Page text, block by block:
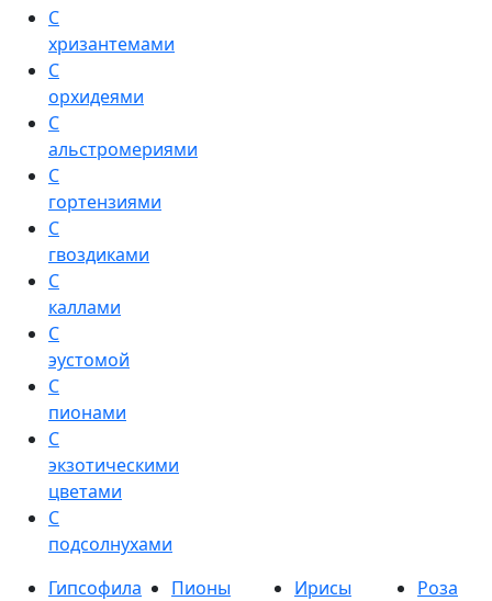
С
хризантемами
С
орхидеями
С
альстромериями
С
гортензиями
С
гвоздиками
С
каллами
С
эустомой
С
пионами
С
экзотическими
цветами
С
подсолнухами
Гипсофила
Пионы Ирисы
Роза